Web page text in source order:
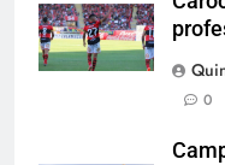
0